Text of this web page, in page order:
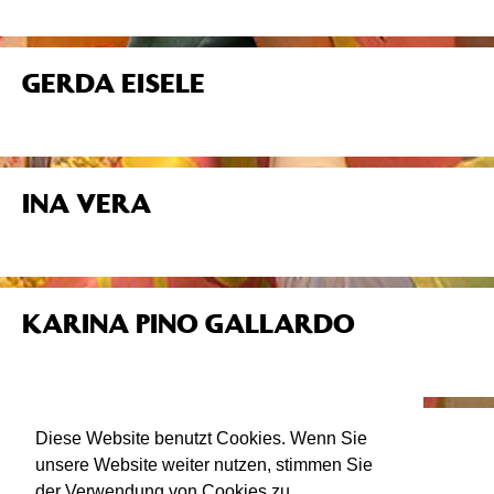
Diese Website benutzt Cookies. Wenn Sie
unsere Website weiter nutzen, stimmen Sie
GERDA EISELE
INA VERA
KARINA PINO GALLARDO
SASKIA RUDAT